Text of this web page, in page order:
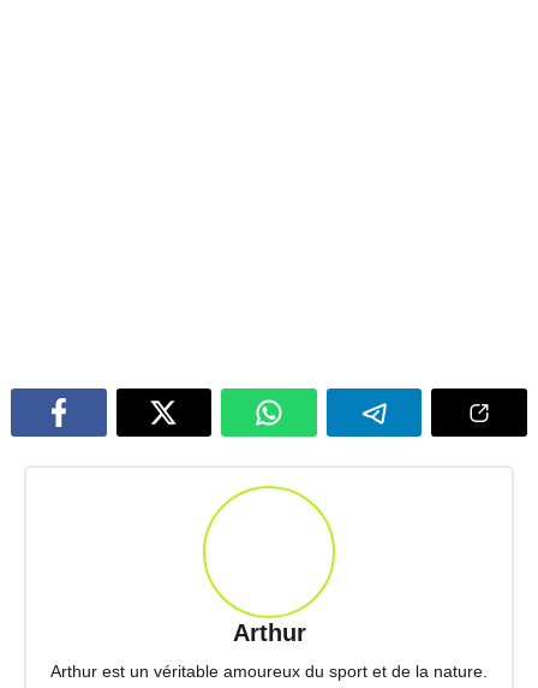
Arthur
Arthur est un véritable amoureux du sport et de la nature.